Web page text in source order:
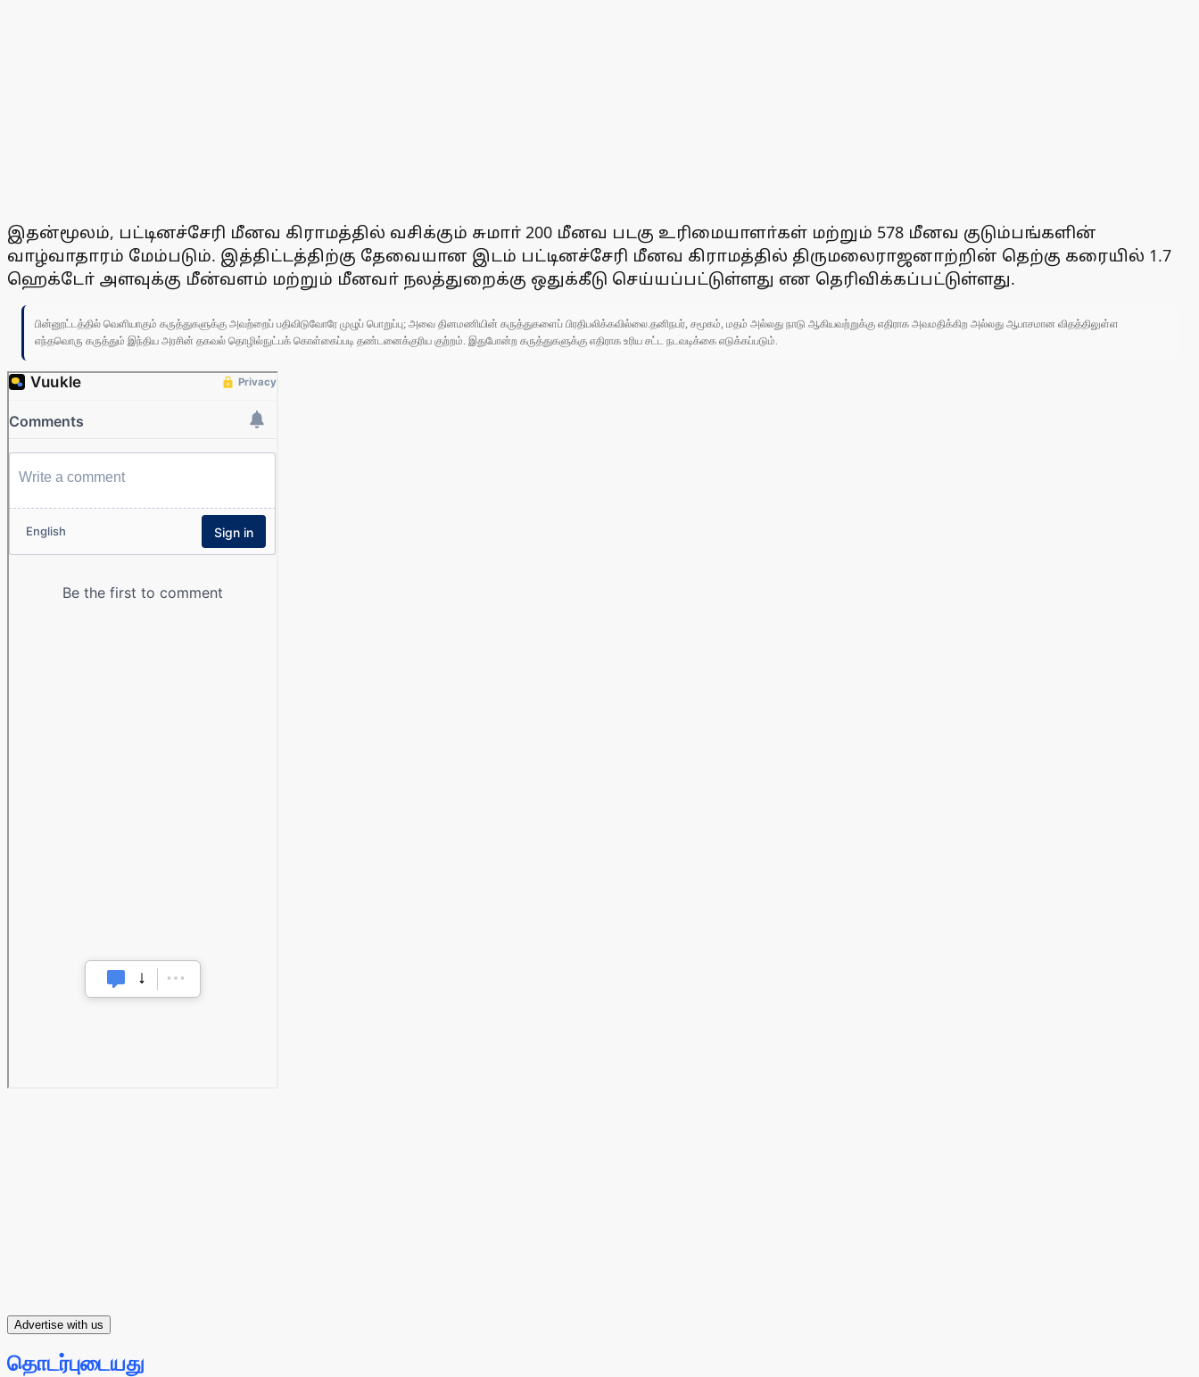
இதன்மூலம், பட்டினச்சேரி மீனவ கிராமத்தில் வசிக்கும் சுமாா் 200 மீனவ படகு உரிமையாளா்கள் மற்றும் 578 மீனவ குடும்பங்களின்
வாழ்வாதாரம் மேம்படும். இத்திட்டத்திற்கு தேவையான இடம் பட்டினச்சேரி மீனவ கிராமத்தில் திருமலைராஜனாற்றின் தெற்கு கரையில் 1.7
ஹெக்டோ் அளவுக்கு மீன்வளம் மற்றும் மீனவா் நலத்துறைக்கு ஒதுக்கீடு செய்யப்பட்டுள்ளது என தெரிவிக்கப்பட்டுள்ளது.
பின்னூட்டத்தில் வெளியாகும் கருத்துகளுக்கு அவற்றைப் பதிவிடுவோரே முழுப் பொறுப்பு; அவை தினமணியின் கருத்துகளைப் பிரதிபலிக்கவில்லை.தனிநபர், சமூகம், மதம் அல்லது நாடு ஆகியவற்றுக்கு எதிராக அவமதிக்கிற அல்லது ஆபாசமான விதத்திலுள்ள
எந்தவொரு கருத்தும் இந்திய அரசின் தகவல் தொழில்நுட்பக் கொள்கைப்படி தண்டனைக்குரிய குற்றம். இதுபோன்ற கருத்துகளுக்கு எதிராக உரிய சட்ட நடவடிக்கை எடுக்கப்படும்.
Advertise with us
தொடர்புடையது